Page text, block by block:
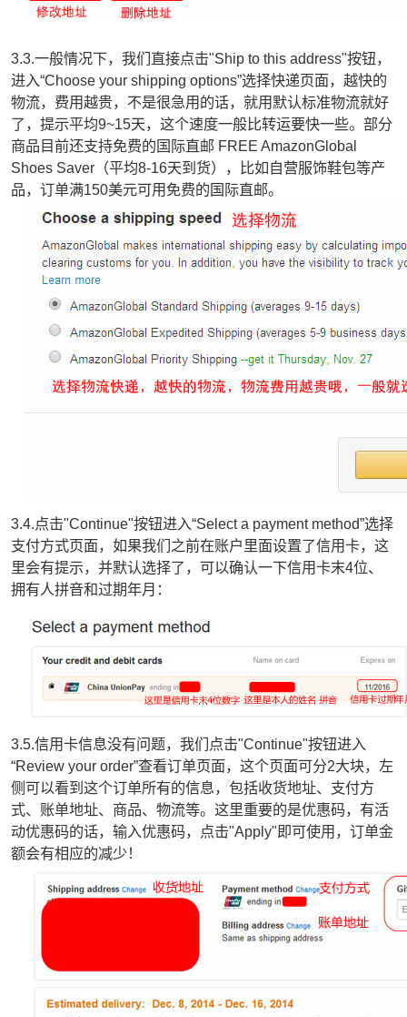
3.3.一般情况下，我们直接点击"Ship to this address"按钮，
进入“Choose your shipping options”选择快递页面，越快的
物流，费用越贵，不是很急用的话，就用默认标准物流就好
了，提示平均9~15天，这个速度一般比转运要快一些。部分
商品目前还支持免费的国际直邮 FREE AmazonGlobal
Shoes Saver（平均8-16天到货），比如自营服饰鞋包等产
品，订单满150美元可用免费的国际直邮。
3.4.点击"Continue"按钮进入“Select a payment method”选择
支付方式页面，如果我们之前在账户里面设置了信用卡，这
里会有提示，并默认选择了，可以确认一下信用卡末4位、
拥有人拼音和过期年月：
3.5.信用卡信息没有问题，我们点击"Continue"按钮进入
“Review your order”查看订单页面，这个页面可分2大块，左
侧可以看到这个订单所有的信息，包括收货地址、支付方
式、账单地址、商品、物流等。这里重要的是优惠码，有活
动优惠码的话，输入优惠码，点击"Apply"即可使用，订单金
额会有相应的减少！